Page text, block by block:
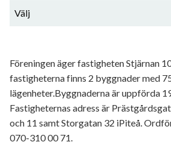
Välj
Föreningen äger fastigheten Stjärnan
fastigheterna finns 2 byggnader med
lägenheter.Byggnaderna är uppförda
Fastigheternas adress är
och 11 samt Storgatan 32 iPiteå.
070-310 00 71.